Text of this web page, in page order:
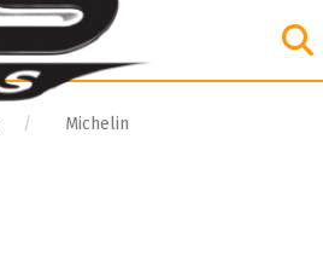
Michelin